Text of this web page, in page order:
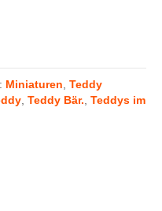
Miniaturen Teddy
Teddy Bär. Teddys im